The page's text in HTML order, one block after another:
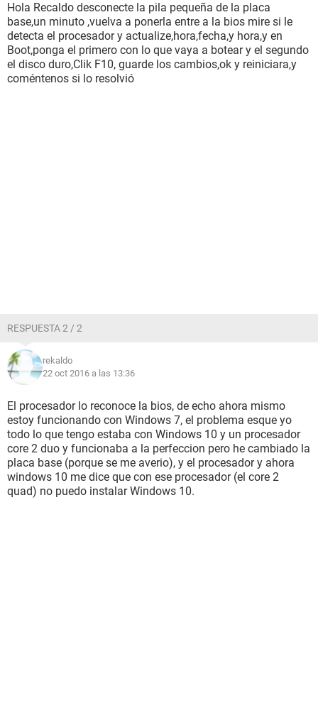
Hola Recaldo desconecte la pila pequeña de la placa
base,un minuto ,vuelva a ponerla entre a la bios mire si le
detecta el procesador y actualize,hora,fecha,y hora,y en
Boot,ponga el primero con lo que vaya a botear y el segundo
el disco duro,Clik F10, guarde los cambios,ok y reiniciara,y
coméntenos si lo resolvió
RESPUESTA 2 / 2
rekaldo
22 oct 2016 a las 13:36
El procesador lo reconoce la bios, de echo ahora mismo
estoy funcionando con Windows 7, el problema esque yo
todo lo que tengo estaba con Windows 10 y un procesador
core 2 duo y funcionaba a la perfeccion pero he cambiado la
placa base (porque se me averio), y el procesador y ahora
windows 10 me dice que con ese procesador (el core 2
quad) no puedo instalar Windows 10.